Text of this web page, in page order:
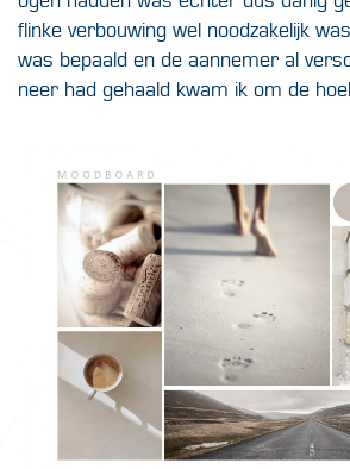
flinke verbouwing wel noodzakelijk
was bepaald en de aannemer al
neer had gehaald kwam ik om de